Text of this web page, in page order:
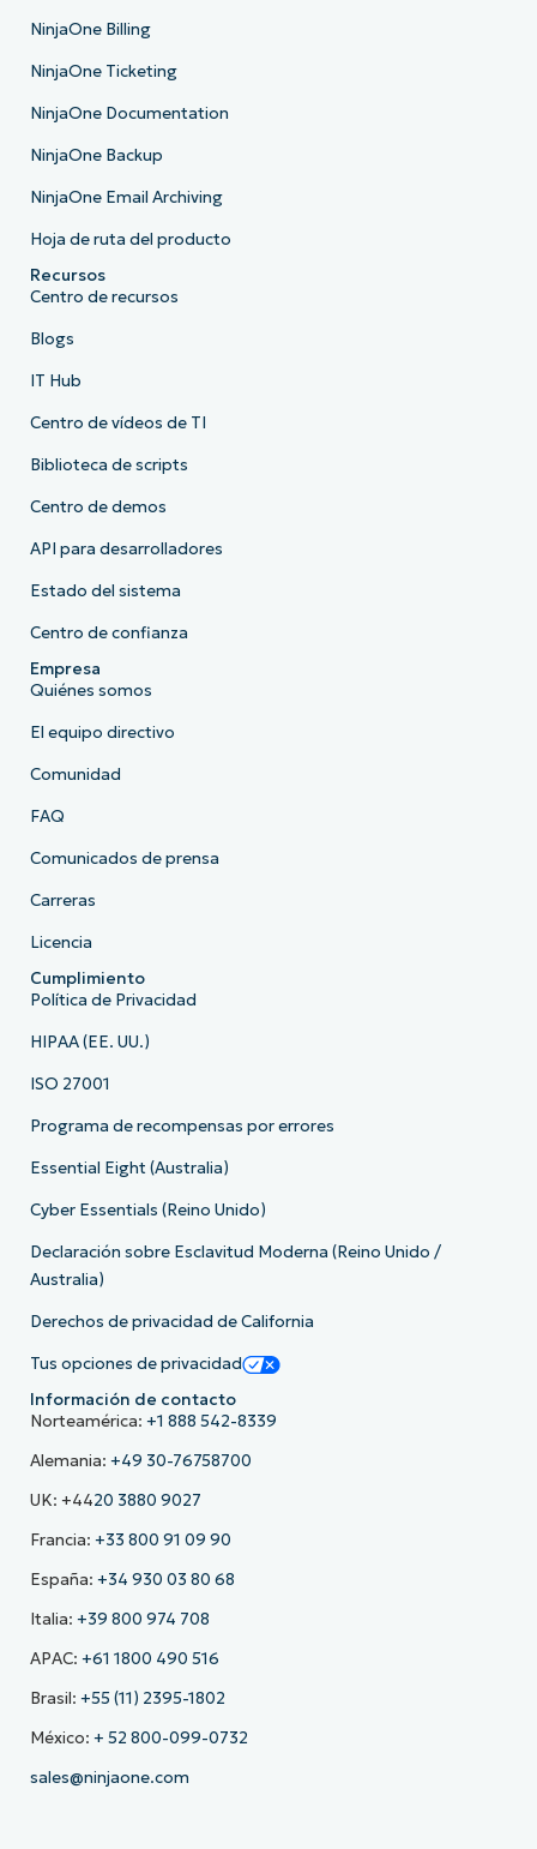
NinjaOne Billing
NinjaOne Ticketing
NinjaOne Documentation
NinjaOne Backup
NinjaOne Email Archiving
Hoja de ruta del producto
Recursos
Centro de recursos
Blogs
IT Hub
Centro de vídeos de TI
Biblioteca de scripts
Centro de demos
API para desarrolladores
Estado del sistema
Centro de confianza
Empresa
Quiénes somos
El equipo directivo
Comunidad
FAQ
Comunicados de prensa
Carreras
Licencia
Cumplimiento
Política de Privacidad
HIPAA (EE. UU.)
ISO 27001
Programa de recompensas por errores
Essential Eight (Australia)
Cyber Essentials (Reino Unido)
Declaración sobre Esclavitud Moderna (Reino Unido /
Australia)
Derechos de privacidad de California
Tus opciones de privacidad
Información de contacto
Norteamérica: +1 888 542-8339
Alemania: +49 30-76758700
UK: +4420 3880 9027
Francia: +33 800 91 09 90
España: +34 930 03 80 68
Italia: +39 800 974 708
APAC: +61 1800 490 516
Brasil: +55 (11) 2395-1802
México: + 52 800-099-0732
sales@ninjaone.com